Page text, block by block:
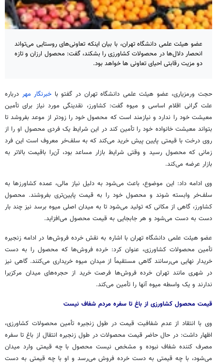
عضو هیئت علمی دانشگاه تهران، با بیان اینکه تعاونی‌های روستایی می‌تواند
انحصار دلال‌ها در محصولات کشاورزی را بشکند، گفت: محصول ارزان و تازه
دو مزیت رقابتی احیای تعاونی ها خواهد بود.
حجت ورمزیاری، عضو هیئت علمی دانشگاه تهران در گفتوبا خبرنگار مهر درباره
علت گرانی اقلام اساسی و میوه گفت: کشاورز، نقدینگی مورد نیاز برای تأمین
معیشت خود را ندارد و نیازمند است که محصول خود را زودتر از موعد بفروشد تا
بتواند معیشت خانواده خود را تأمین کند در این شرایط یک فردی محصول او را از
روی درخت با قیمتی پایین پیش خرید می‌کند که به سلف‌خر معروف است این فرد
زمانی که محصول رسید و وقتی شرایط بازار مساعد بود، آن‌را باقیمت بالاتر به
بازار عرضه می‌کند.
وی ادامه داد: این موضوع، باعث می‌شود به دلیل نیاز مالی، عمده کشاورزها به
سلف‌خر وابسته شوند و محصول خود را به قیمت پایین‌تری بفروشند. محصول
کشاورز، گاهی از مکانی که تولید می‌شود تا به میدان اصلی میوه برسد نیز چند بار
دست به دست می‌شود و هر جابجایی به قیمت محصول می‌افزاید.
عضو هیئت علمی دانشگاه تهران با اشاره به نقش خرده فروش‌ها در ادامه زنجیره
تأمین محصولات کشاورزی، عنوان کرد: خرده فروش‌ها که محصول را به دست
خریدار نهایی می‌رسانند گاهی مستقیماً از میدان میوه خریداری می‌کنند. گاهی نیز
در شهری مانند تهران خرده فروش‌ها فرصت خرید از حجره‌های میدان مرکزیرا
ندارند و یک واسطه میوه آنها را تأمین می‌کند.
قیمت محصول کشاورزی از باغ تا سفره مردم شفاف نیست
وی با انتقاد از عدم شفافیت قیمت در طول زنجیره تأمین محصولات کشاورزی،
اظهار داشت: در حال حاضر قیمت محصولات در طول زنجیره انتقال از باغ تا سفره
مصرف کننده شفاف نبوده و مشخص نیست محصول با چه قیمتی وارد میدان
می‌شود، با چه قیمتی به دست خرده فروش می‌رسد و او با چه قیمتی به دست